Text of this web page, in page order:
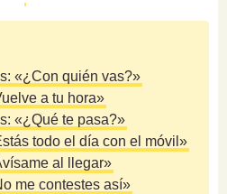
«¿Con quién vas?»
a tu hora»
«¿Qué te pasa?»
todo el día con el móvil»
al llegar»
me contestes así»